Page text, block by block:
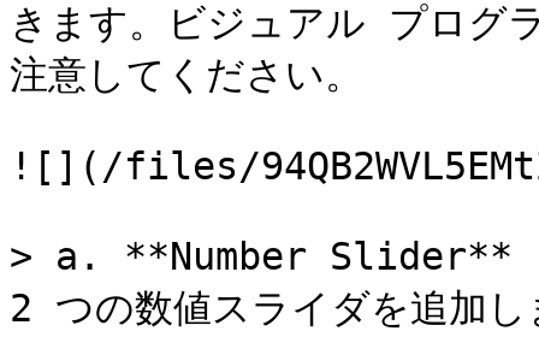
きます。ビジュアル プログ
注意してください。
![](/files/
> a. **Number Slider** ノ
2 つの数値スライダを追加